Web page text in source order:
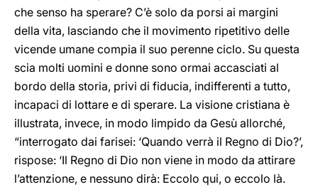
che senso ha sperare? C’è solo da porsi ai margini
della vita, lasciando che il movimento ripetitivo delle
vicende umane compia il suo perenne ciclo. Su questa
scia molti uomini e donne sono ormai accasciati al
bordo della storia, privi di fiducia, indifferenti a tutto,
incapaci di lottare e di sperare. La visione cristiana è
illustrata, invece, in modo limpido da Gesù allorché,
“interrogato dai farisei: ‘Quando verrà il Regno di Dio?’,
rispose: ‘Il Regno di Dio non viene in modo da attirare
l’attenzione, e nessuno dirà: Eccolo qui, o eccolo là.